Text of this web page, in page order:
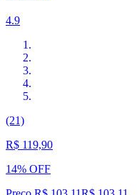
4.9
(21)
R$ 119,90
14% OFF